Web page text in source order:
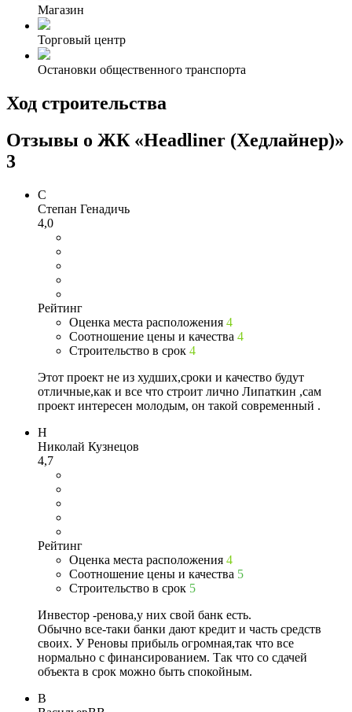
Магазин
Торговый центр
Остановки общественного транспорта
Ход строительства
Отзывы о ЖК «Headliner (Хедлайнер)»
3
С
Степан Генадичь
4,0
Рейтинг
Оценка места расположения 4
Соотношение цены и качества 4
Строительство в срок 4
Этот проект не из худших,сроки и качество будут
отличные,как и все что строит лично Липаткин ,сам
проект интересен молодым, он такой современный .
Н
Николай Кузнецов
4,7
Рейтинг
Оценка места расположения 4
Соотношение цены и качества 5
Строительство в срок 5
Инвестор -ренова,у них свой банк есть.
Обычно все-таки банки дают кредит и часть средств
своих. У Реновы прибыль огромная,так что все
нормально с финансированием. Так что со сдачей
объекта в срок можно быть спокойным.
В